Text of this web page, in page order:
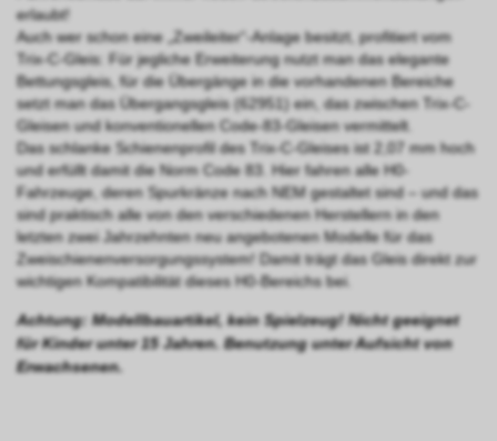
erlaubt!
Auch wer schon eine „Zweileiter“-Anlage besitzt, profitiert vom
Trix-C-Gleis: Für jegliche Erweiterung nutzt man das elegante
Bettungsgleis, für die Übergänge in die vorhandenen Bereiche
setzt man das Übergangsgleis (62951) ein, das zwischen Trix-C-
Gleisen und konventionellen Code-83-Gleisen vermittelt.
Das schlanke Schienenprofil des Trix-C-Gleises ist 2,07 mm hoch
und erfüllt damit die Norm Code 83. Hier fahren alle H0-
Fahrzeuge, deren Spurkränze nach NEM gestaltet sind – und das
sind praktisch alle von den verschiedenen Herstellern in den
letzten zwei Jahrzehnten neu angebotenen Modelle für das
Zweischienenversorgungssystem! Damit trägt das Gleis direkt zur
wichtigen Kompatibilität dieses H0-Bereichs bei.
Achtung: Modellbauartikel, kein Spielzeug! Nicht geeignet
für Kinder unter 15 Jahren. Benutzung unter Aufsicht von
Erwachsenen.